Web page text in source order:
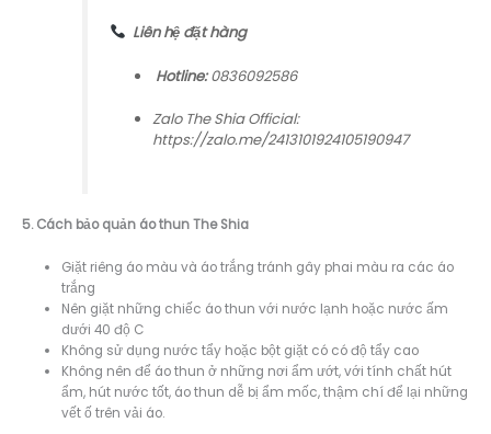
Liên hệ đặt hàng
Hotline:0836092586
Zalo The Shia Official:
https://zalo.me/2413101924105190947
5. Cách bảo quản áo thun The Shia
Giặt riêng áo màu và áo trắng tránh gây phai màu ra các áo
trắng
Nên giặt những chiếc áo thun với nước lạnh hoặc nước ấm
dưới 40 độ C
Không sử dụng nước tẩy hoặc bột giặt có có độ tẩy cao
Không nên để áo thun ở những nơi ẩm ướt, với tính chất hút
ẩm, hút nước tốt, áo thun dễ bị ẩm mốc, thậm chí để lại những
vết ố trên vải áo.